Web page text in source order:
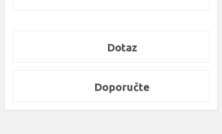
Dotaz
Doporučte